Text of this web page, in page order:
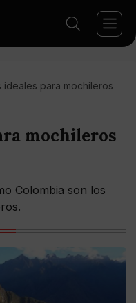
ideales para mochileros
mochileros
Colombia son los